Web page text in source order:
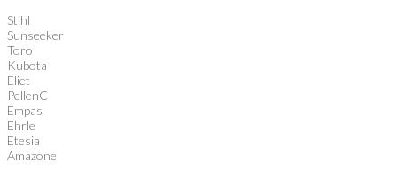
Stihl
Sunseeker
Toro
Kubota
Eliet
PellenC
Empas
Ehrle
Etesia
Amazone